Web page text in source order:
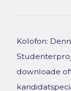
Kolofon:
downloade